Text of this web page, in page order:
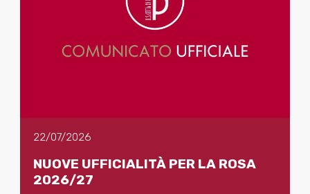
22/07/2026
NUOVE UFFICIALITÀ PER LA ROSA
2026/27